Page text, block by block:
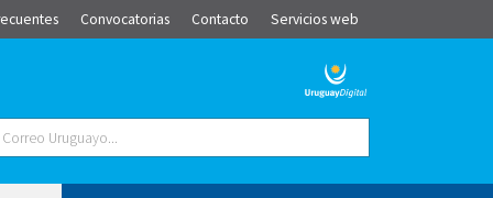
Convocatorias Contacto Servicios web